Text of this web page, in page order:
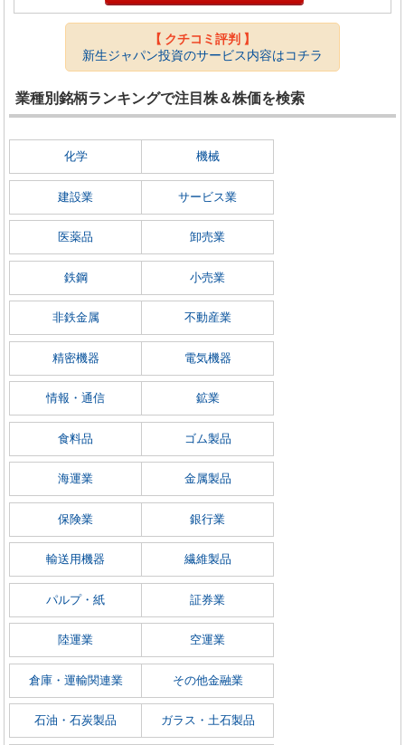
【 クチコミ評判 】
新生ジャパン投資のサービス内容はコチラ
業種別銘柄ランキングで注目株＆株価を検索
化学 機械
建設業 サービス業
医薬品 卸売業
鉄鋼 小売業
非鉄金属 不動産業
精密機器 電気機器
情報・通信 鉱業
食料品 ゴム製品
海運業 金属製品
保険業 銀行業
輸送用機器 繊維製品
パルプ・紙 証券業
陸運業 空運業
倉庫・運輸関連業 その他金融業
石油・石炭製品 ガラス・土石製品